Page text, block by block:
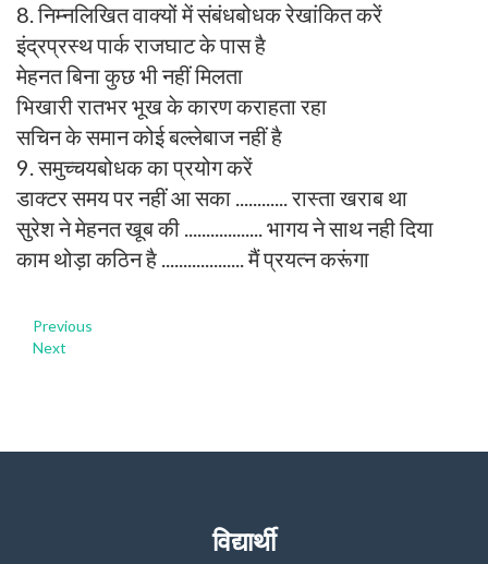
8. निम्नलिखित वाक्यों में संबंधबोधक रेखांकित करें
इंद्रप्रस्थ पार्क राजघाट के पास है
मेहनत बिना कुछ भी नहीं मिलता
भिखारी रातभर भूख के कारण कराहता रहा
सचिन के समान कोई बल्लेबाज नहीं है
9. समुच्चयबोधक का प्रयोग करें
डाक्टर समय पर नहीं आ सका ............ रास्ता खराब था
सुरेश ने मेहनत खूब की .................. भागय ने साथ नही दिया
काम थोड़ा कठिन है ................... मैं प्रयत्न करूंगा
Previous
Next
विद्यार्थी